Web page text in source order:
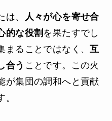
、
人々が心を寄せ合
的な役割 を果たすでし
まることではなく、互
合う ことです。この火
が集団の調和へと貢献